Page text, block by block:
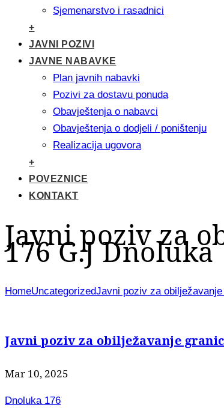
Sjemenarstvo i rasadnici
+
JAVNI POZIVI
JAVNE NABAVKE
Plan javnih nabavki
Pozivi za dostavu ponuda
Obavještenja o nabavci
Obavještenja o dodjeli / poništenju
Realizacija ugovora
+
POVEZNICE
KONTAKT
Javni poziv za
176 G.J Dnoluka
HomeUncategorizedJavni poziv za
Javni poziv za obilježavanje
Mar 10, 2025
Dnoluka 176